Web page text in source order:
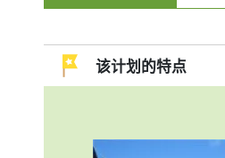
该计划的特点